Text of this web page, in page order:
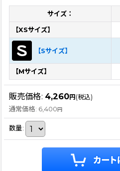
サイズ：
【XSサイズ】
【Sサイズ】
【Mサイズ】
販売価格: 4,260円 (税込)
通常価格: 6,400円
数量: